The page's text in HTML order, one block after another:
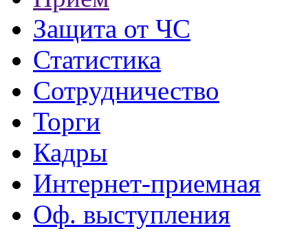
Защита от ЧС
Статистика
Сотрудничество
Торги
Кадры
Интернет-приемная
Оф. выступления